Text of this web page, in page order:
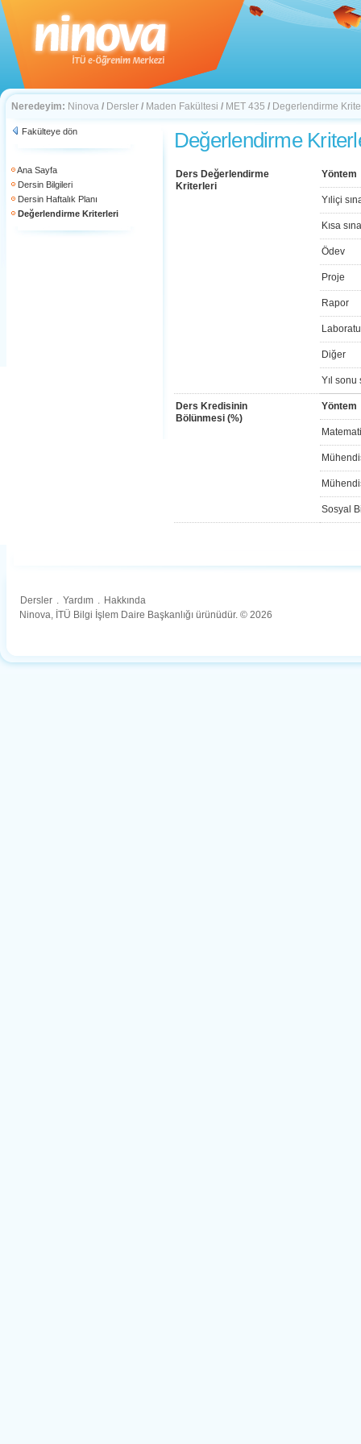
Neredeyim: Ninova / Dersler / Maden Fakültesi / MET 435 / Degerlendirme
Fakülteye dön
Ana Sayfa
Dersin Bilgileri
Dersin Haftalık Planı
Değerlendirme Kriterleri
Değerlendirme
Ders Değerlendirme
Kriterleri
Yöntem
Yıliçi
Kısa
Ödev
Proje
Rapor
Diğer
Yıl sonu
Ders Kredisinin
Bölünmesi (%)
Yöntem
Sosyal
Dersler . Yardım . Hakkında
Ninova, İTÜ Bilgi İşlem Daire Başkanlığı ürünüdür. © 2026